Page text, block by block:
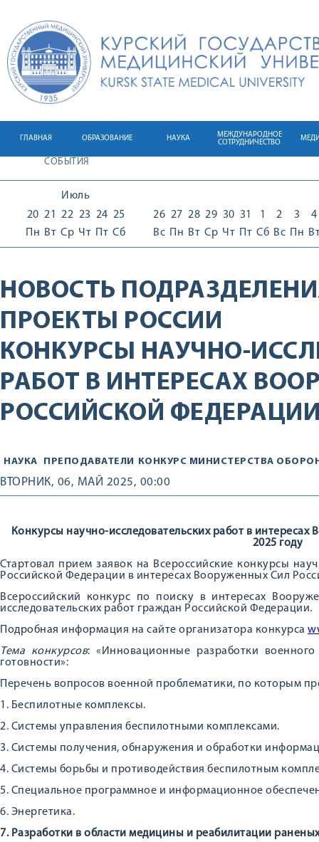
ГЛАВНАЯ ОБРАЗОВАНИЕ НАУКА
МЕЖДУНАРОДНОЕ
СОТРУДНИЧЕСТВО
СОБЫТИЯ
Июль
20
Пн
21
Вт
22
Ср
23
Чт
24
Пт
25
Сб
26
Вс
27
Пн
28
Вт
29
Ср
30
Чт
31
Пт
1
Сб
2
Вс
3
Пн
4
НОВОСТЬ
ПРОЕКТЫ РОССИИ
КОНКУРСЫ НАУЧНО-
РАБОТ В ИНТЕРЕСАХ
РОССИЙСКОЙ ФЕДЕРАЦИИ
НАУКА ПРЕПОДАВАТЕЛИ КОНКУРС МИНИСТЕРСТВА
ВТОРНИК, 06, МАЙ 2025, 00:00
Конкурсы научно-исследовательских работ в
2025 году
Стартовал прием заявок на Всероссийские конкурсы
Российской Федерации в интересах Вооруженных Сил
Всероссийский конкурс по поиску в интересах
исследовательских работ граждан Российской Федерации.
Подробная информация на сайте организатора конкурса
Тема конкурсов: «Инновационные разработки
готовности»:
Перечень вопросов военной проблематики, по которым
1. Беспилотные комплексы.
2. Системы управления беспилотными комплексами.
3. Системы получения, обнаружения и обработки
4. Системы борьбы и противодействия беспилотным
5. Специальное программное и информационное
6. Энергетика.
7. Разработки в области медицины и реабилитации